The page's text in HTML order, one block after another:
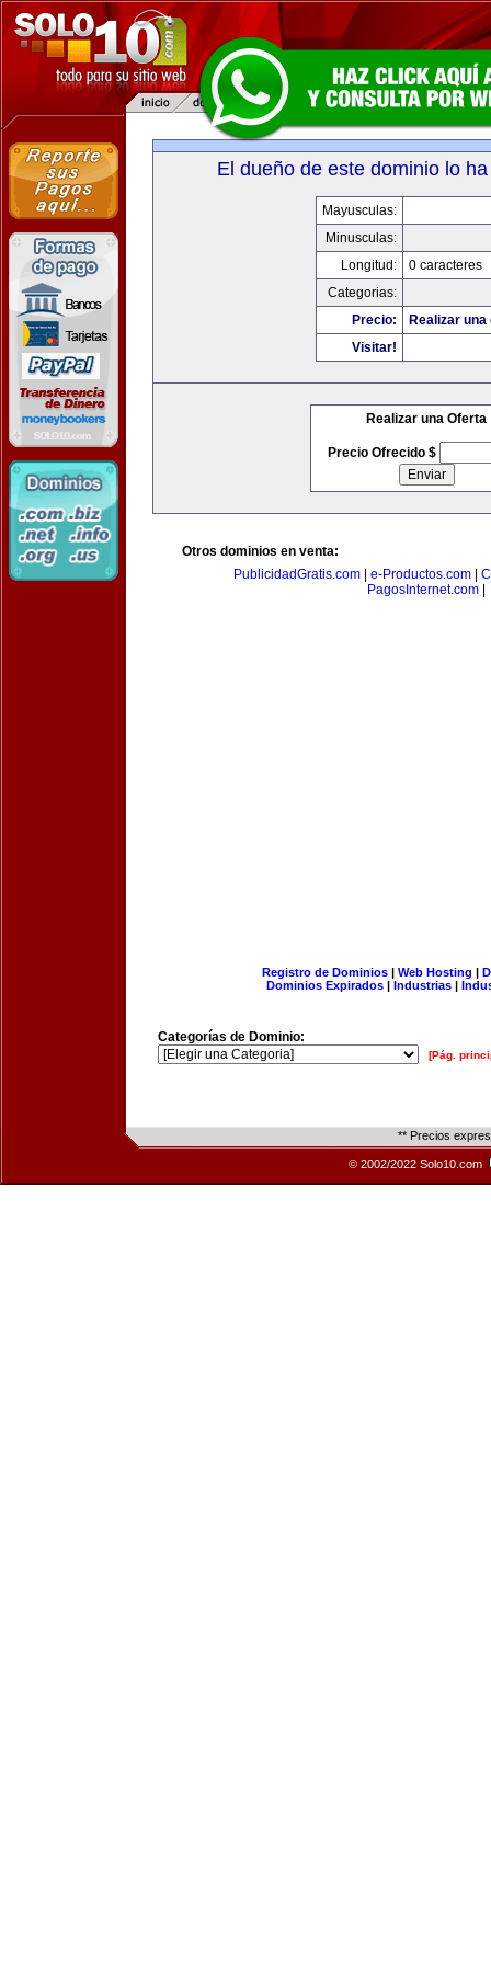
El dueño de este dominio lo
Mayusculas:
Minusculas:
Longitud:
0 caracteres
Categorias:
Precio:
Realizar
Visitar!
Realizar una Oferta
Precio Ofrecido $
Otros dominios en venta:
PublicidadGratis.com
e-Productos.com
PagosInternet.com
Registro de Dominios| Web Hosting |
Dominios Expirados | Industrias |
Categorías de Dominio:
[Pág.
** Precios
© 2002/2022 Solo10.com